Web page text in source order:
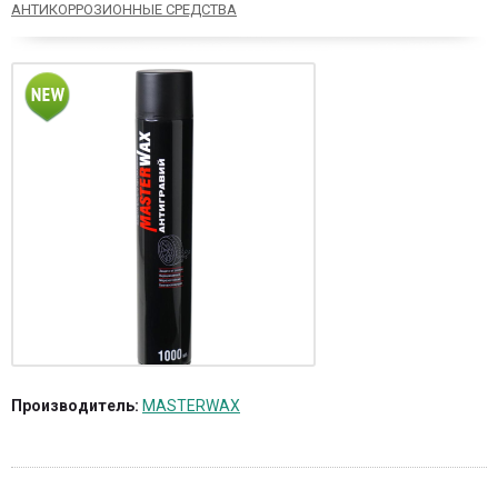
АНТИКОРРОЗИОННЫЕ СРЕДСТВА
Производитель: MASTERWAX